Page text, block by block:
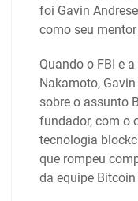
foi Gavin
como seu mentor
Quando o FBI e
Nakamoto,
sobre o assunto
fundador, com o
tecnologia
que rompeu
da equipe